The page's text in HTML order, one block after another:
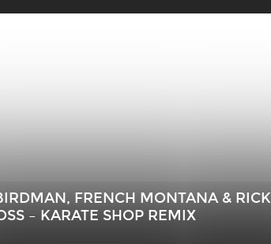
FRENCH MONTANA & RICK
– KARATE SHOP REMIX